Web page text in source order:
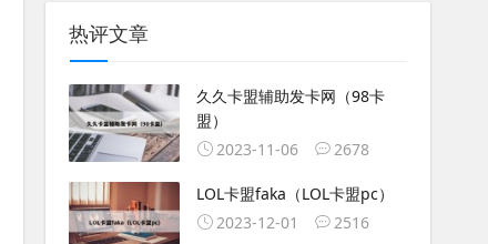
热评文章
久久卡盟辅助发卡网（98卡
盟）
2023-11-06
2678
LOL卡盟faka（LOL卡盟pc）
2023-12-01
2516